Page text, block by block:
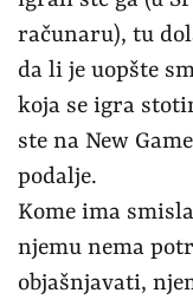
računaru), tu
da li je uopšte
koja se igra
ste na New
podalje.
Kome ima
njemu nema
objašnjavati,